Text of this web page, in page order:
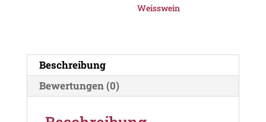
PDO
Weisswein
Beschreibung
Bewertungen (0)